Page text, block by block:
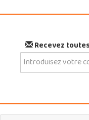
Recevez